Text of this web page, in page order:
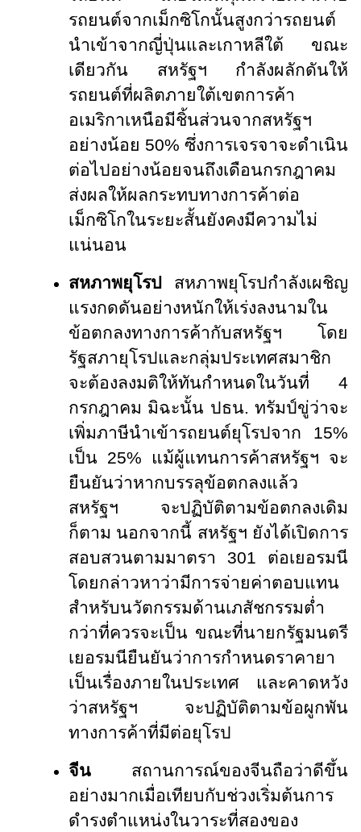
รถยนต์จากเม็กซิโกนั้นสูงกว่ารถยนต์
นำเข้าจากญี่ปุ่นและเกาหลีใต้ ขณะ
เดียวกัน สหรัฐฯ กำลังผลักดันให้
รถยนต์ที่ผลิตภายใต้เขตการค้า
อเมริกาเหนือมีชิ้นส่วนจากสหรัฐฯ
อย่างน้อย 50% ซึ่งการเจรจาจะดำเนิน
ต่อไปอย่างน้อยจนถึงเดือนกรกฎาคม
ส่งผลให้ผลกระทบทางการค้าต่อ
เม็กซิโกในระยะสั้นยังคงมีความไม่
แน่นอน
สหภาพยุโรป สหภาพยุโรปกำลังเผชิญ
แรงกดดันอย่างหนักให้เร่งลงนามใน
ข้อตกลงทางการค้ากับสหรัฐฯ โดย
รัฐสภายุโรปและกลุ่มประเทศสมาชิก
จะต้องลงมติให้ทันกำหนดในวันที่ 4
กรกฎาคม มิฉะนั้น ปธน. ทรัมป์ขู่ว่าจะ
เพิ่มภาษีนำเข้ารถยนต์ยุโรปจาก 15%
เป็น 25% แม้ผู้แทนการค้าสหรัฐฯ จะ
ยืนยันว่าหากบรรลุข้อตกลงแล้ว
สหรัฐฯ จะปฏิบัติตามข้อตกลงเดิม
ก็ตาม นอกจากนี้ สหรัฐฯ ยังได้เปิดการ
สอบสวนตามมาตรา 301 ต่อเยอรมนี
โดยกล่าวหาว่ามีการจ่ายค่าตอบแทน
สำหรับนวัตกรรมด้านเภสัชกรรมต่ำ
กว่าที่ควรจะเป็น ขณะที่นายกรัฐมนตรี
เยอรมนียืนยันว่าการกำหนดราคายา
เป็นเรื่องภายในประเทศ และคาดหวัง
ว่าสหรัฐฯ จะปฏิบัติตามข้อผูกพัน
ทางการค้าที่มีต่อยุโรป
จีน สถานการณ์ของจีนถือว่าดีขึ้น
อย่างมากเมื่อเทียบกับช่วงเริ่มต้นการ
ดำรงตำแหน่งในวาระที่สองของ